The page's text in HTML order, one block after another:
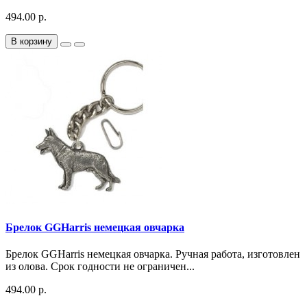
494.00 р.
В корзину
Брелок GGHarris немецкая овчарка
Брелок GGHarris немецкая овчарка. Ручная работа, изготовлен
из олова. Срок годности не ограничен...
494.00 р.